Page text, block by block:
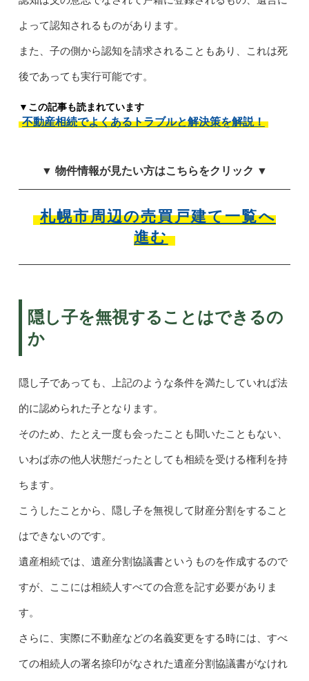
よって認知されるものがあります。
また、子の側から認知を請求されることもあり、これは死
後であっても実行可能です。
▼この記事も読まれています
不動産相続でよくあるトラブルと解決策を解説！
▼ 物件情報が見たい方はこちらをクリック ▼
札幌市周辺の売買戸建て一覧へ
進む
隠し子を無視することはできるの
か
隠し子であっても、上記のような条件を満たしていれば法
的に認められた子となります。
そのため、たとえ一度も会ったことも聞いたこともない、
いわば赤の他人状態だったとしても相続を受ける権利を持
ちます。
こうしたことから、隠し子を無視して財産分割をすること
はできないのです。
遺産相続では、遺産分割協議書というものを作成するので
すが、ここには相続人すべての合意を記す必要がありま
す。
さらに、実際に不動産などの名義変更をする時には、すべ
ての相続人の署名捺印がなされた遺産分割協議書がなけれ